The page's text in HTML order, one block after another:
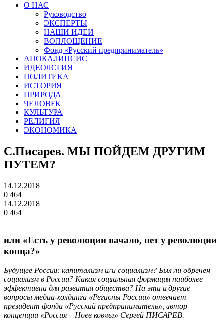
О НАС
Руководство
ЭКСПЕРТЫ
НАШИ ИДЕИ
ВОПЛОЩЕНИЕ
Фонд «Русский предприниматель»
АПОКАЛИПСИС
ИДЕОЛОГИЯ
ПОЛИТИКА
ИСТОРИЯ
ПРИРОДА
ЧЕЛОВЕК
КУЛЬТУРА
РЕЛИГИЯ
ЭКОНОМИКА
С.Писарев. МЫ ПОЙДЕМ ДРУГИМ
ПУТЕМ?
14.12.2018
0 464
14.12.2018
0 464
или «Есть у революции начало, нет у революции
конца?»
Будущее России: капитализм или социализм? Был ли обречен
социализм в России? Какая социальная формация наиболее
эффективна для развития общества? На эти и другие
вопросы медиа-холдинга «Регионы России» отвечает
президент фонда «Русский предприниматель», автор
концепции «Россия – Ноев ковчег» Сергей ПИСАРЕВ.